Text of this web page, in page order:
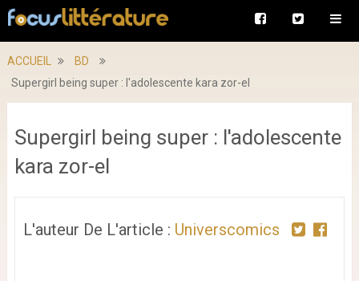
ACCUEIL
BD
Supergirl being super : l'adolescente kara zor-el
Supergirl being super : l'adolescente
kara zor-el
L'auteur De L'article : Universcomics